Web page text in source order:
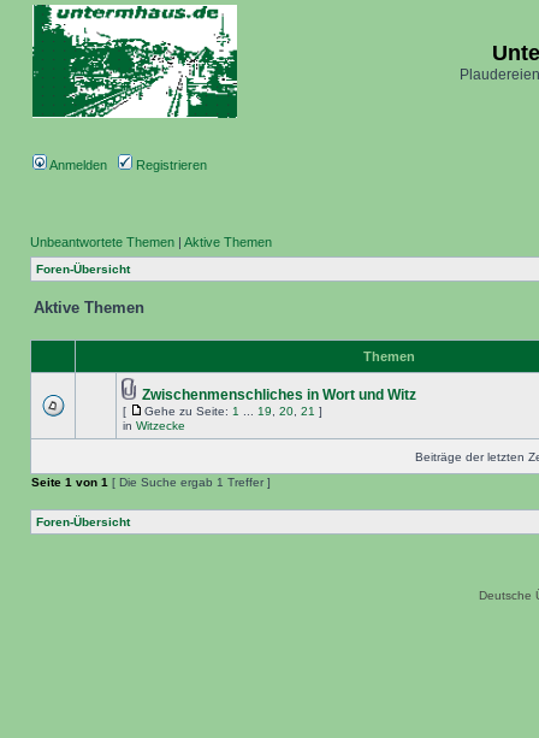
Anmelden Registrieren
Unbeantwortete Themen | Aktive Themen
Foren-Übersicht
Aktive Themen
Themen
Zwischenmenschliches in Wort und Witz
[ Gehe zu Seite: 1 19 20 21 ]
in Witzecke
Beiträge der letzten
Seite 1 von 1 [ Die Suche ergab 1 Treffer ]
Foren-Übersicht
Deutsche